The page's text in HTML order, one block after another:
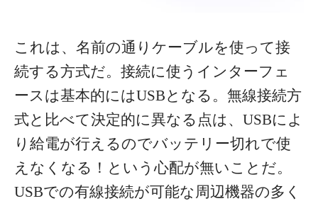
これは、名前の通りケーブルを使って接
続する方式だ。接続に使うインターフェ
ースは基本的にはUSBとなる。無線接続方
式と比べて決定的に異なる点は、USBによ
り給電が行えるのでバッテリー切れで使
えなくなる！という心配が無いことだ。
USBでの有線接続が可能な周辺機器の多く